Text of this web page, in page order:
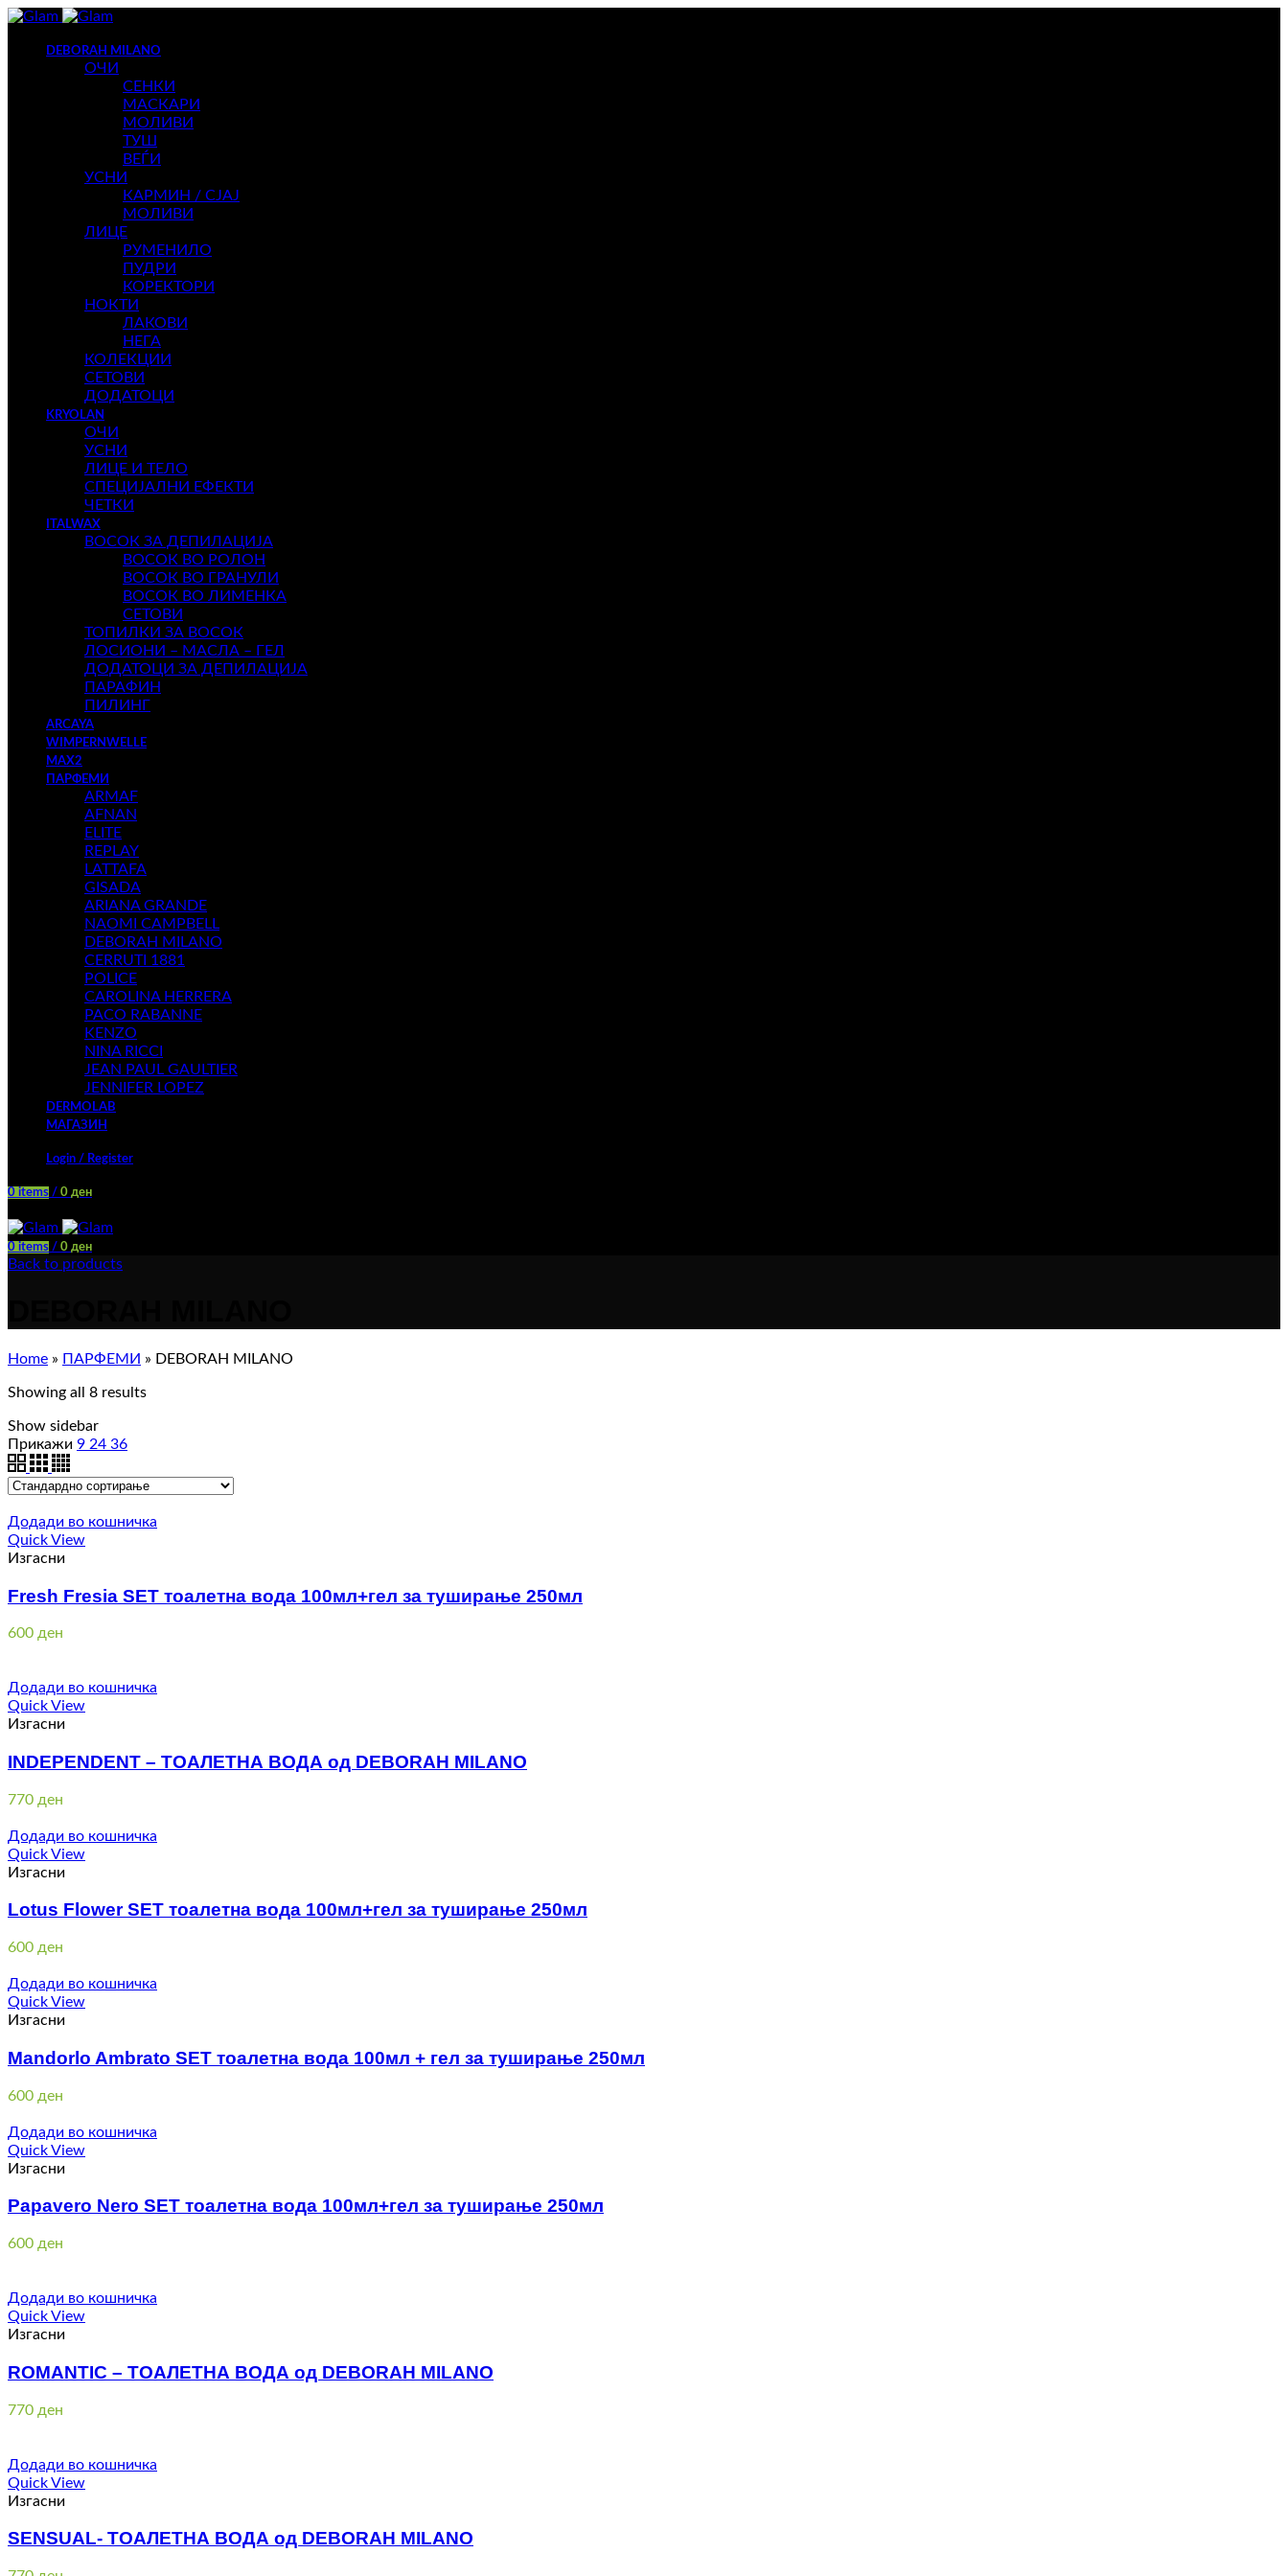
DEBORAH MILANO
ОЧИ
СЕНКИ
МАСКАРИ
МОЛИВИ
ТУШ
ВЕЃИ
УСНИ
КАРМИН / СЈАЈ
МОЛИВИ
ЛИЦЕ
РУМЕНИЛО
ПУДРИ
КОРЕКТОРИ
НОКТИ
ЛАКОВИ
НЕГА
КОЛЕКЦИИ
СЕТОВИ
ДОДАТОЦИ
KRYOLAN
ОЧИ
УСНИ
ЛИЦЕ И ТЕЛО
СПЕЦИЈАЛНИ ЕФЕКТИ
ЧЕТКИ
ITALWAX
ВОСОК ЗА ДЕПИЛАЦИЈА
ВОСОК ВО РОЛОН
ВОСОК ВО ГРАНУЛИ
ВОСОК ВО ЛИМЕНКА
СЕТОВИ
ТОПИЛКИ ЗА ВОСОК
ЛОСИОНИ – МАСЛА – ГЕЛ
ДОДАТОЦИ ЗА ДЕПИЛАЦИЈА
ПАРАФИН
ПИЛИНГ
ARCAYA
WIMPERNWELLE
MAX2
ПАРФЕМИ
ARMAF
AFNAN
ELITE
REPLAY
LATTAFA
GISADA
ARIANA GRANDE
NAOMI CAMPBELL
DEBORAH MILANO
CERRUTI 1881
POLICE
CAROLINA HERRERA
PACO RABANNE
KENZO
NINA RICCI
JEAN PAUL GAULTIER
JENNIFER LOPEZ
DERMOLAB
МАГАЗИН
Login / Register
0 items / 0 ден
0 items / 0 ден
Back to products
Home » ПАРФЕМИ » DEBORAH MILANO
Showing all 8 results
Show sidebar
Прикажи 9 24 36
Додади во кошничка
Quick View
Изгасни
Fresh Fresia SET тоалетна вода 100мл+гел за туширање 250мл
600 ден
Додади во кошничка
Quick View
Изгасни
INDEPENDENT – ТОАЛЕТНА ВОДА од DEBORAH MILANO
770 ден
Додади во кошничка
Quick View
Изгасни
Lotus Flower SET тоалетна вода 100мл+гел за туширање 250мл
600 ден
Додади во кошничка
Quick View
Изгасни
Mandorlo Ambrato SET тоалетна вода 100мл + гел за туширање 250мл
600 ден
Додади во кошничка
Quick View
Изгасни
Papavero Nero SET тоалетна вода 100мл+гел за туширање 250мл
600 ден
Додади во кошничка
Quick View
Изгасни
ROMANTIC – ТОАЛЕТНА ВОДА од DEBORAH MILANO
770 ден
Додади во кошничка
Quick View
Изгасни
SENSUAL- ТОАЛЕТНА ВОДА од DEBORAH MILANO